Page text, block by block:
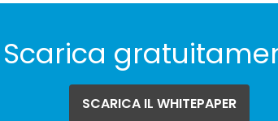
Scarica
SCARICA IL WHITEPAPER